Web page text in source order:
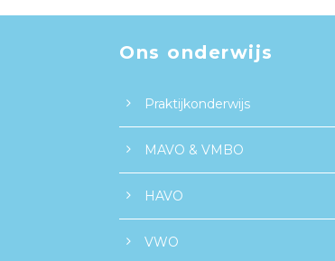
Ons onderwijs
Praktijkonderwijs
MAVO & VMBO
HAVO
VWO